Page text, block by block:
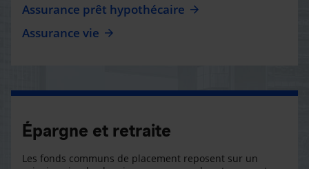
Assurance prêt hypothécaire
Assurance vie
Épargne et retraite
Les fonds communs de placement reposent sur un